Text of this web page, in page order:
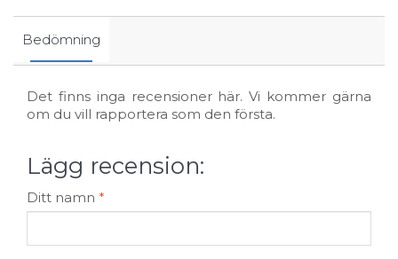
Bedömning
Det finns inga recensioner här. Vi kommer gärna
om du vill rapportera som den första.
Lägg recension:
Ditt namn